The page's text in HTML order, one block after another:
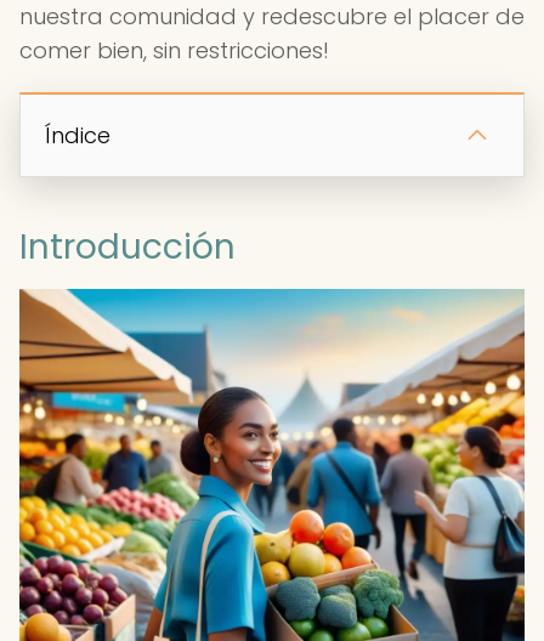
nuestra comunidad y redescubre el placer de
comer bien, sin restricciones!
Índice
Introducción